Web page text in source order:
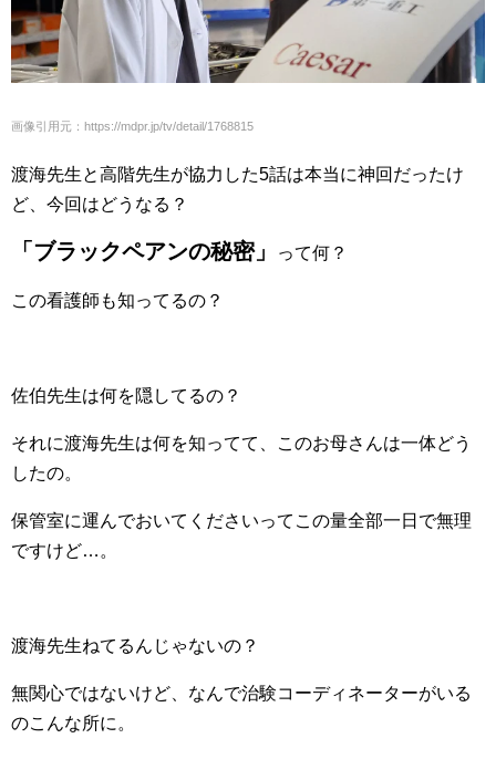
画像引用元：https://mdpr.jp/tv/detail/1768815
渡海先生と高階先生が協力した5話は本当に神回だったけ
ど、今回はどうなる？
「ブラックペアンの秘密」 って何？
この看護師も知ってるの？
佐伯先生は何を隠してるの？
それに渡海先生は何を知ってて、このお母さんは一体どう
したの。
保管室に運んでおいてくださいってこの量全部一日で無理
ですけど…。
渡海先生ねてるんじゃないの？
無関心ではないけど、なんで治験コーディネーターがいる
のこんな所に。